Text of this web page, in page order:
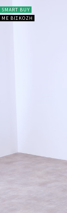
SMART BUY
ΜΕ ΒΙΣΚΟΖΗ